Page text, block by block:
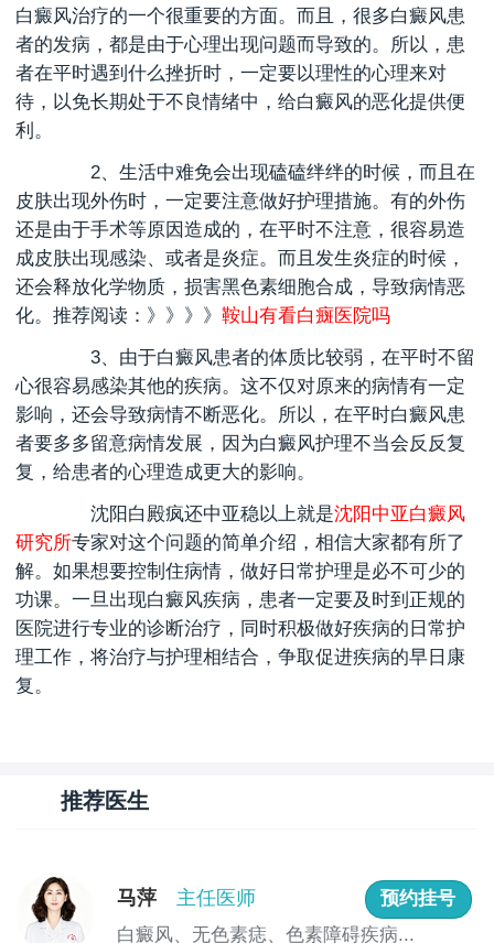
白癜风治疗的一个很重要的方面。而且，很多白癜风患
者的发病，都是由于心理出现问题而导致的。所以，患
者在平时遇到什么挫折时，一定要以理性的心理来对
待，以免长期处于不良情绪中，给白癜风的恶化提供便
利。
2、生活中难免会出现磕磕绊绊的时候，而且在
皮肤出现外伤时，一定要注意做好护理措施。有的外伤
还是由于手术等原因造成的，在平时不注意，很容易造
成皮肤出现感染、或者是炎症。而且发生炎症的时候，
还会释放化学物质，损害黑色素细胞合成，导致病情恶
化。推荐阅读：》》》》鞍山有看白癍医院吗
3、由于白癜风患者的体质比较弱，在平时不留
心很容易感染其他的疾病。这不仅对原来的病情有一定
影响，还会导致病情不断恶化。所以，在平时白癜风患
者要多多留意病情发展，因为白癜风护理不当会反反复
复，给患者的心理造成更大的影响。
沈阳白殿疯还中亚稳以上就是沈阳中亚白癜风
研究所专家对这个问题的简单介绍，相信大家都有所了
解。如果想要控制住病情，做好日常护理是必不可少的
功课。一旦出现白癜风疾病，患者一定要及时到正规的
医院进行专业的诊断治疗，同时积极做好疾病的日常护
理工作，将治疗与护理相结合，争取促进疾病的早日康
复。
推荐医生
马萍 主任医师
预约挂号
白癜风、无色素痣、色素障碍疾病...